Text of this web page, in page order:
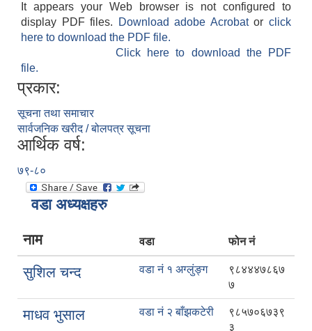
It appears your Web browser is not configured to
display PDF files.
Download adobe Acrobatorclick
here to download the PDF file.
Click here to download the PDF
file.
प्रकार:
सूचना तथा समाचार
सार्वजनिक खरीद / बोलपत्र सूचना
आर्थिक वर्ष:
७९-८०
वडा अध्यक्षहरु
नाम वडा फोन नं
सुशिल चन्द वडा नं १ अग्लुंङ्ग
९८४४४७८६७
७
माधव भुसाल वडा नं २ बाँझकटेरी
९८५७०६७३९
३